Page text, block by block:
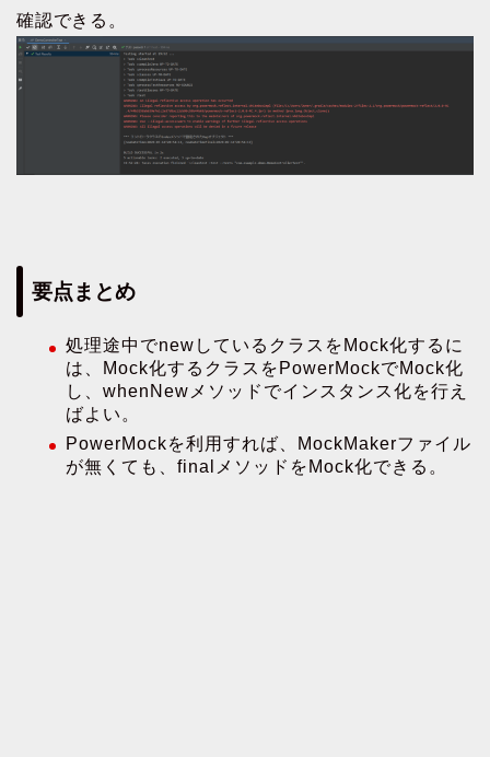
確認できる。
要点まとめ
処理途中でnewしているクラスをMock化するに
は、Mock化するクラスをPowerMockでMock化
し、whenNewメソッドでインスタンス化を行え
ばよい。
PowerMockを利用すれば、MockMakerファイル
が無くても、finalメソッドをMock化できる。